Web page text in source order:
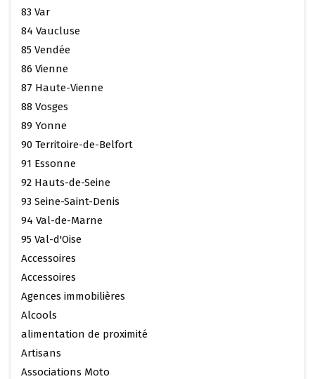
83 Var
84 Vaucluse
85 Vendée
86 Vienne
87 Haute-Vienne
88 Vosges
89 Yonne
90 Territoire-de-Belfort
91 Essonne
92 Hauts-de-Seine
93 Seine-Saint-Denis
94 Val-de-Marne
95 Val-d'Oise
Accessoires
Accessoires
Agences immobilières
Alcools
alimentation de proximité
Artisans
Associations Moto